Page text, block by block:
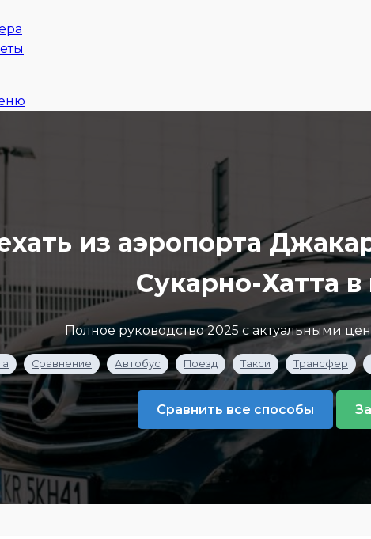
из аэропорта
Сукарно-Хатта
Полное руководство 2025 с актуальными
Сравнение Автобус Поезд Такси Трансфер
Сравнить все способы